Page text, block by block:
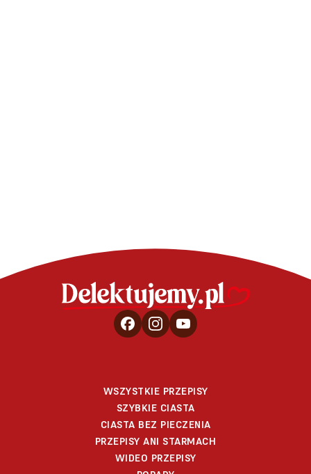
WSZYSTKIE PRZEPISY
SZYBKIE CIASTA
CIASTA BEZ PIECZENIA
PRZEPISY ANI STARMACH
WIDEO PRZEPISY